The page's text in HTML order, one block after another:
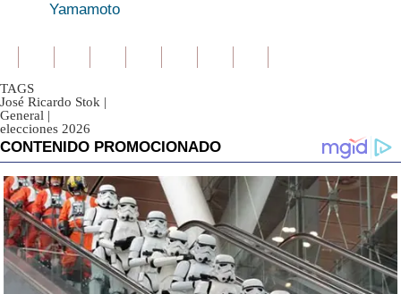
Yamamoto
TAGS
José Ricardo Stok |
General |
elecciones 2026